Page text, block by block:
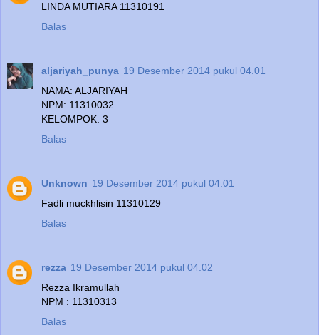
LINDA MUTIARA 11310191
Balas
aljariyah_punya 19 Desember 2014 pukul 04.01
NAMA: ALJARIYAH
NPM: 11310032
KELOMPOK: 3
Balas
Unknown 19 Desember 2014 pukul 04.01
Fadli muckhlisin 11310129
Balas
rezza 19 Desember 2014 pukul 04.02
Rezza Ikramullah
NPM : 11310313
Balas